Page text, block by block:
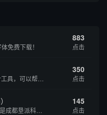
免费下载！
883
点击
350
点击
145
点击